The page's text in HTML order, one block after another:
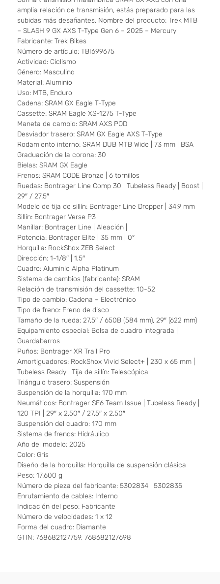
amplia relación de transmisión, estás preparado para las
subidas más desafiantes. Nombre del producto: Trek MTB
– SLASH 9 GX AXS T-Type Gen 6 – 2025 – Mercury
Fabricante: Trek Bikes
Número de artículo: TBI699675
Actividad: Ciclismo
Género: Masculino
Material: Aluminio
Uso: MTB, Enduro
Cadena: SRAM GX Eagle T-Type
Cassette: SRAM Eagle XS-1275 T-Type
Maneta de cambio: SRAM AXS POD
Desviador trasero: SRAM GX Eagle AXS T-Type
Rodamiento interno: SRAM DUB MTB Wide | 73 mm | BSA
Graduación de la corona: 30
Bielas: SRAM GX Eagle
Frenos: SRAM CODE Bronze | 6 tornillos
Ruedas: Bontrager Line Comp 30 | Tubeless Ready | Boost |
29″ / 27.5″
Modelo de tija de sillín: Bontrager Line Dropper | 34,9 mm
Sillín: Bontrager Verse P3
Manillar: Bontrager Line | Aleación |
Potencia: Bontrager Elite | 35 mm | 0°
Horquilla: RockShox ZEB Select
Dirección: 1-1/8″ | 1,5″
Cuadro: Aluminio Alpha Platinum
Sistema de cambios (fabricante): SRAM
Relación de transmisión del cassette: 10-52
Tipo de cambio: Cadena – Electrónico
Tipo de freno: Freno de disco
Tamaño de la rueda: 27,5″ / 650B (584 mm), 29″ (622 mm)
Equipamiento especial: Bolsa de cuadro integrada |
Guardabarros
Puños: Bontrager XR Trail Pro
Amortiguadores: RockShox Vivid Select+ | 230 x 65 mm |
Tubeless Ready | Tija de sillín: Telescópica
Triángulo trasero: Suspensión
Suspensión de la horquilla: 170 mm
Neumáticos: Bontrager SE6 Team Issue | Tubeless Ready |
120 TPI | 29″ x 2,50″ / 27,5″ x 2,50″
Suspensión del cuadro: 170 mm
Sistema de frenos: Hidráulico
Año del modelo: 2025
Color: Gris
Diseño de la horquilla: Horquilla de suspensión clásica
Peso: 17.600 g
Número de pieza del fabricante: 5302834 | 5302835
Enrutamiento de cables: Interno
Indicación del peso: Fabricante
Número de velocidades: 1 x 12
Forma del cuadro: Diamante
GTIN: 768682127759, 768682127698